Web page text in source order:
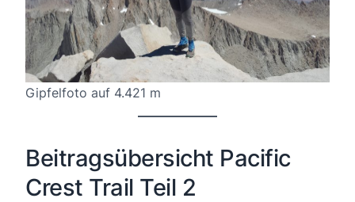
Gipfelfoto auf 4.421 m
Beitragsübersicht Pacific
Crest Trail Teil 2